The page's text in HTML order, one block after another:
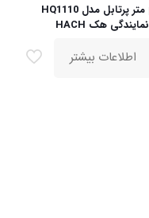
pH متر پرتابل مدل HQ1110
نمایندگی هک HACH
اطلاعات بیشتر